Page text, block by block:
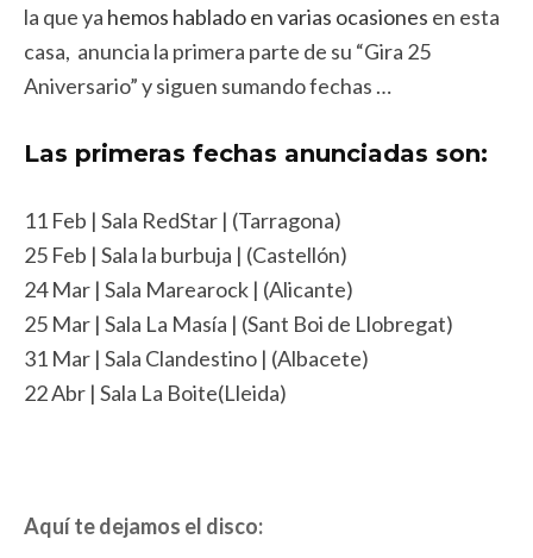
la que ya hemos hablado en varias ocasiones en esta
casa, anuncia la primera parte de su “Gira 25
Aniversario” y siguen sumando fechas …
Las primeras fechas anunciadas son:
11 Feb | Sala RedStar | (Tarragona)
25 Feb | Sala la burbuja | (Castellón)
24 Mar | Sala Marearock | (Alicante)
25 Mar | Sala La Masía | (Sant Boi de Llobregat)
31 Mar | Sala Clandestino | (Albacete)
22 Abr | Sala La Boite(Lleida)
Aquí te dejamos el disco: